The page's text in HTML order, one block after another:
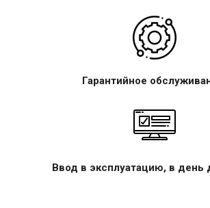
Гарантийное
Ввод в эксплуатацию, в день